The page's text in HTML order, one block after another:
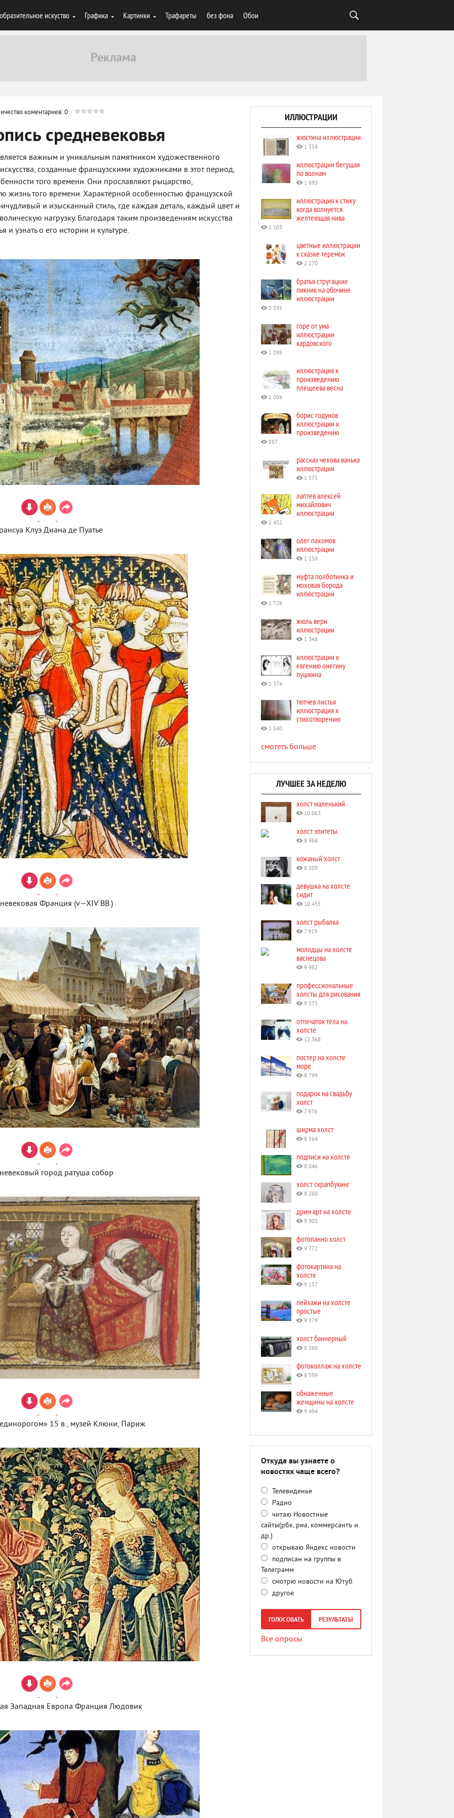
искуство Графика Картинки Трафареты без фона Обои
коментариев: 0
средневековья
важным и уникальным памятником художественного
созданные французскими художниками в этот период,
того времени. Они прославляют рыцарство,
жизнь того времени. Характерной особенностью французской
и изысканный стиль, где каждая деталь, каждый цвет и
нагрузку. Благодаря таким произведениям искусства
узнать о его истории и культуре.
Клуэ Диана де Пуатье
Франция (v—XIV ВВ.)
город ратуша собор
15 в., музей Клюни, Париж
Западная Европа Франция Людовик
ИЛЛЮСТРАЦИИ
жюстина иллюстрации
1 358
иллюстрации бегущая
по волнам
1 693
иллюстрация к стиху
когда волнуется
желтеющая нива
1 103
цветные иллюстрации
к сказке теремок
2 270
братья стругацкие
пикник на обочине
иллюстрации
3 395
горе от ума
иллюстрации
кардовского
1 098
иллюстрация к
произведению
плещеева весна
1 004
борис годунов
иллюстрации к
произведению
887
рассказ чехова ванька
иллюстрации
1 573
лаптев алексей
михайлович
иллюстрации
1 452
олег пахомов
иллюстрации
1 158
муфта полботинка и
моховая борода
иллюстрации
1 726
жюль верн
иллюстрации
1 348
иллюстрации к
евгению онегину
пушкина
1 374
тютчев листья
иллюстрация к
стихотворению
1 540
смотеть больше
ЛУЧШЕЕ ЗА НЕДЕЛЮ
холст маленький
10 063
холст эпитеты
8 984
кожаный холст
8 509
девушка на холсте
сидит
10 455
холст рыбалка
7 919
молодцы на холсте
васнецова
9 982
профессиональные
холсты для рисования
9 575
отпечаток тела на
холсте
12 368
постер на холсте
море
8 799
подарок на свадьбу
холст
7 976
ширма холст
8 564
подписи на холсте
8 046
холст скрапбукинг
8 260
дрим арт на холсте
9 903
фотопанно холст
9 771
фотокартина на
холсте
9 157
пейзажи на холсте
простые
9 379
холст баннерный
8 560
фотоколлаж на холсте
8 599
обнаженные
женщины на холсте
9 494
Откуда вы узнаете о
новостях чаще всего?
Телевиденье
Радио
читаю Новостные
сайты(рбк, риа, коммерсантъ и
др.)
открываю Яндекс новости
подписан на группы в
Телеграмм
смотрю новости на Ютуб
другое
ГОЛОСОВАТЬ РЕЗУЛЬТАТЫ
Все опросы